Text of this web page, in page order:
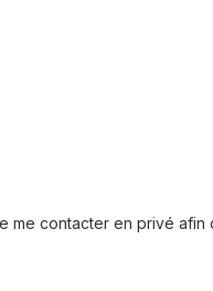
contacter en privé afin